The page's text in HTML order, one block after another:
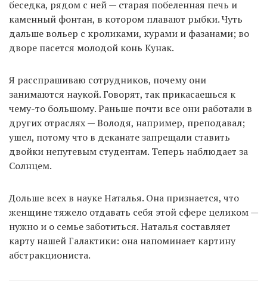
беседка, рядом с ней — старая побеленная печь и
каменный фонтан, в котором плавают рыбки. Чуть
дальше вольер с кроликами, курами и фазанами; во
дворе пасется молодой конь Кунак.
Я расспрашиваю сотрудников, почему они
занимаются наукой. Говорят, так прикасаешься к
чему-то большому. Раньше почти все они работали в
других отраслях — Володя, например, преподавал;
ушел, потому что в деканате запрещали ставить
двойки непутевым студентам. Теперь наблюдает за
Солнцем.
Дольше всех в науке Наталья. Она признается, что
женщине тяжело отдавать себя этой сфере целиком —
нужно и о семье заботиться. Наталья составляет
карту нашей Галактики: она напоминает картину
абстракциониста.